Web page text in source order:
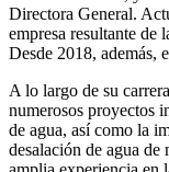
Directora General.
empresa resultante
Desde 2018, además,
A lo largo de su
numerosos proyectos
de agua, así como la
desalación de agua de